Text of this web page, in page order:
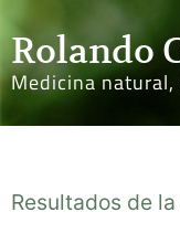
Rolando
Medicina
Resultados de